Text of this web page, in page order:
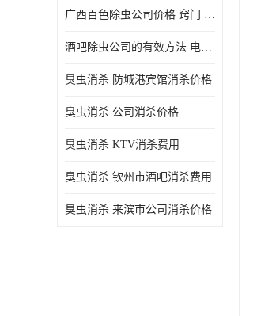
广西百色除虫公司价格 窍门 除蟑螂
酒吧除虫公司的有效方法 电话 除螨虫
臭虫消杀 防城港宾馆消杀价格
臭虫消杀 公司消杀价格
臭虫消杀 KTV消杀费用
臭虫消杀 钦州市酒吧消杀费用
臭虫消杀 来滨市公司消杀价格